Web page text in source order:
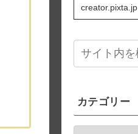
creator.pixta.jp
カテゴリー